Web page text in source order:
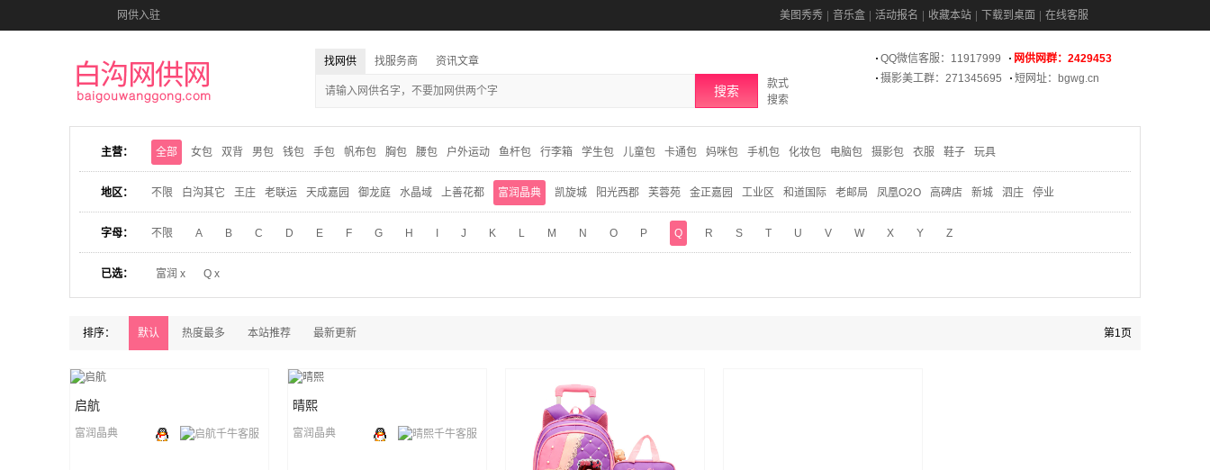
网供入驻 美图秀秀 音乐盒 活动报名 收藏本站 下载到桌面 在线客服
找网供 找服务商 资讯文章
搜索
款式
搜索
QQ微信客服：11917999
网供网群：2429453
摄影美工群：271345695
短网址：bgwg.cn
主营： 全部 女包 双背 男包 钱包 手包 帆布包 胸包 腰包 户外运动 鱼杆包 行李箱 学生包 儿童包 卡通包 妈咪包 手机包 化妆包 电脑包 摄影包 衣服 鞋子 玩具
地区： 不限 白沟其它 王庄 老联运 天成嘉园 御龙庭 水晶域 上善花都 富润晶典 凯旋城 阳光西郡 芙蓉苑 金正嘉园 工业区 和道国际 老邮局 凤凰O2O 高碑店 新城 泗庄 停业
字母： 不限 A B C D E F G H J K L M N O P Q R S T U V W X Y Z
已选： 富润 x Q x
排序： 默认 热度最多 本站推荐 最新更新 第1页
启航
富润晶典
晴熙
富润晶典